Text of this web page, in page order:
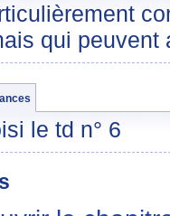
qui
le td n° 6